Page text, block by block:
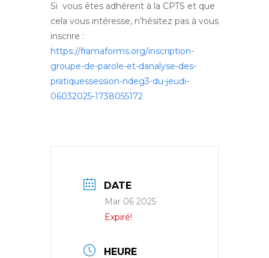
Si vous êtes adhérent à la CPTS et que
cela vous intéresse, n’hésitez pas à vous
inscrire :
https://framaforms.org/inscription-
groupe-de-parole-et-danalyse-des-
pratiquessession-ndeg3-du-jeudi-
06032025-1738055172
DATE
Mar 06 2025
Expiré!
HEURE